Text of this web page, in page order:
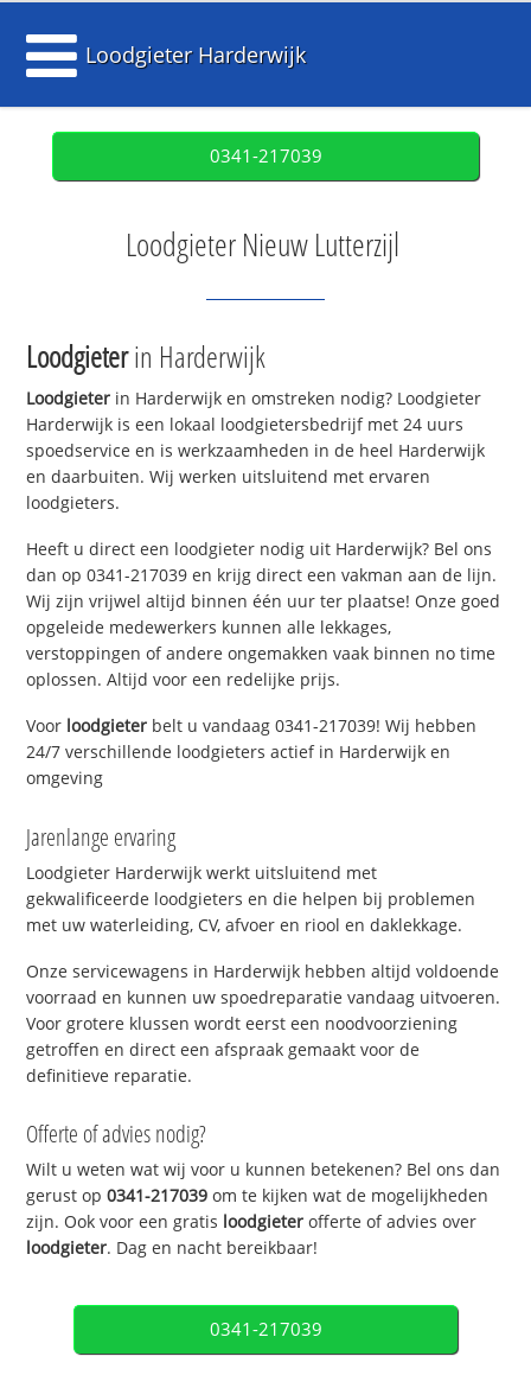
Loodgieter Harderwijk
0341-217039
Loodgieter Nieuw Lutterzijl
Loodgieterin Harderwijk
Loodgieter in Harderwijk en omstreken nodig? Loodgieter
Harderwijk is een lokaal loodgietersbedrijf met 24 uurs
spoedservice en is werkzaamheden in de heel Harderwijk
en daarbuiten. Wij werken uitsluitend met ervaren
loodgieters.
Heeft u direct een loodgieter nodig uit Harderwijk? Bel ons
dan op 0341-217039 en krijg direct een vakman aan de lijn.
Wij zijn vrijwel altijd binnen één uur ter plaatse! Onze goed
opgeleide medewerkers kunnen alle lekkages,
verstoppingen of andere ongemakken vaak binnen no time
oplossen. Altijd voor een redelijke prijs.
Voor loodgieter belt u vandaag 0341-217039! Wij hebben
24/7 verschillende loodgieters actief in Harderwijk en
omgeving
Jarenlange ervaring
Loodgieter Harderwijk werkt uitsluitend met
gekwalificeerde loodgieters en die helpen bij problemen
met uw waterleiding, CV, afvoer en riool en daklekkage.
Onze servicewagens in Harderwijk hebben altijd voldoende
voorraad en kunnen uw spoedreparatie vandaag uitvoeren.
Voor grotere klussen wordt eerst een noodvoorziening
getroffen en direct een afspraak gemaakt voor de
definitieve reparatie.
Offerte of advies nodig?
Wilt u weten wat wij voor u kunnen betekenen? Bel ons dan
gerust op0341-217039 om te kijken wat de mogelijkheden
zijn. Ook voor een gratis loodgieter offerte of advies over
loodgieter. Dag en nacht bereikbaar!
0341-217039